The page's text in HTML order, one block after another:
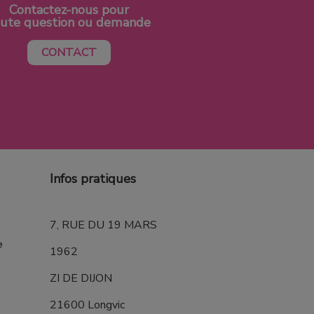
Contactez-nous pour
question ou demande
CONTACT
Infos pratiques
7, RUE DU 19 MARS
1962
ZI DE DIJON
21600 Longvic